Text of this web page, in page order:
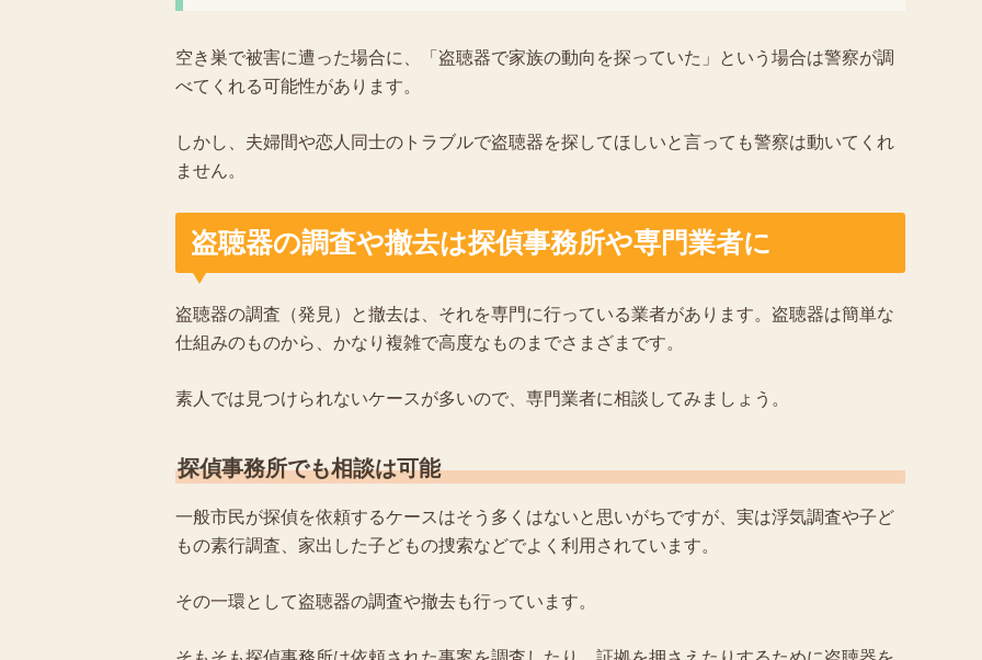
空き巣で被害に遭った場合に、「盗聴器で家族の動向を探っていた」という場合は警察が調
べてくれる可能性があります。
しかし、夫婦間や恋人同士のトラブルで盗聴器を探してほしいと言っても警察は動いてくれ
ません。
盗聴器の調査や撤去は探偵事務所や専門業者に
盗聴器の調査（発見）と撤去は、それを専門に行っている業者があります。盗聴器は簡単な
仕組みのものから、かなり複雑で高度なものまでさまざまです。
素人では見つけられないケースが多いので、専門業者に相談してみましょう。
探偵事務所でも相談は可能
一般市民が探偵を依頼するケースはそう多くはないと思いがちですが、実は浮気調査や子ど
もの素行調査、家出した子どもの捜索などでよく利用されています。
その一環として盗聴器の調査や撤去も行っています。